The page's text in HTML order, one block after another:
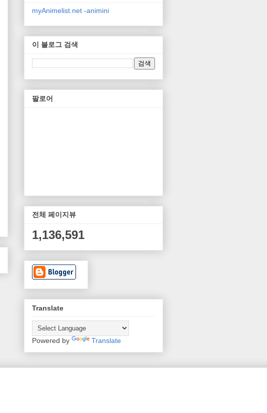
myAnimelist.net -animini
이 블로그 검색
팔로어
전체 페이지뷰
1,136,591
Translate
Powered by Translate